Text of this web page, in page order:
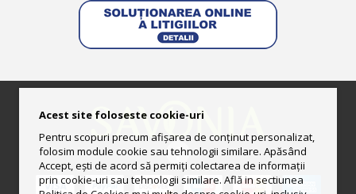
Acest site foloseste cookie-uri
Pentru scopuri precum afișarea de conținut personalizat,
folosim module cookie sau tehnologii similare. Apăsând
Accept, ești de acord să permiți colectarea de informații
prin cookie-uri sau tehnologii similare. Află in sectiunea